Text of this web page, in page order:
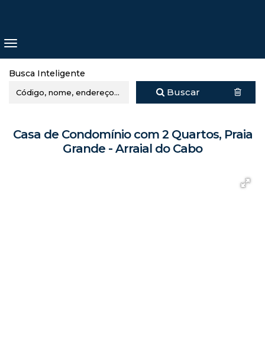
Busca Inteligente
Buscar
Casa de Condomínio com 2 Quartos, Praia
Grande - Arraial do Cabo